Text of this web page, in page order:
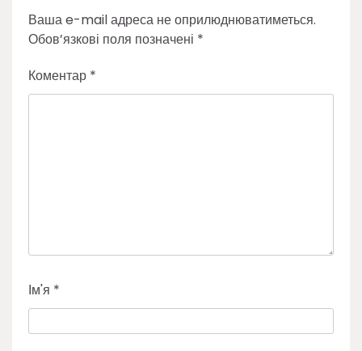
Ваша e-mail адреса не оприлюднюватиметься.
Обов’язкові поля позначені *
Коментар *
Ім'я *